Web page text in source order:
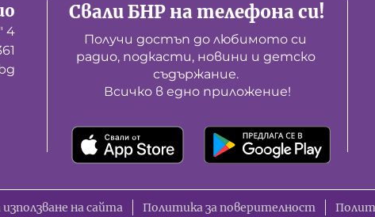
4
Свали БНР на телефона си!
Получи достъп до любимото си
радио, подкасти, новини и детско
съдържание.
Всичко в едно приложение!
на сайта Политика за поверителност